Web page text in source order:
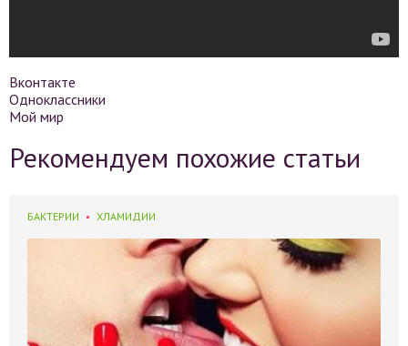
Вконтакте
Одноклассники
Мой мир
Рекомендуем похожие статьи
БАКТЕРИИ ХЛАМИДИИ